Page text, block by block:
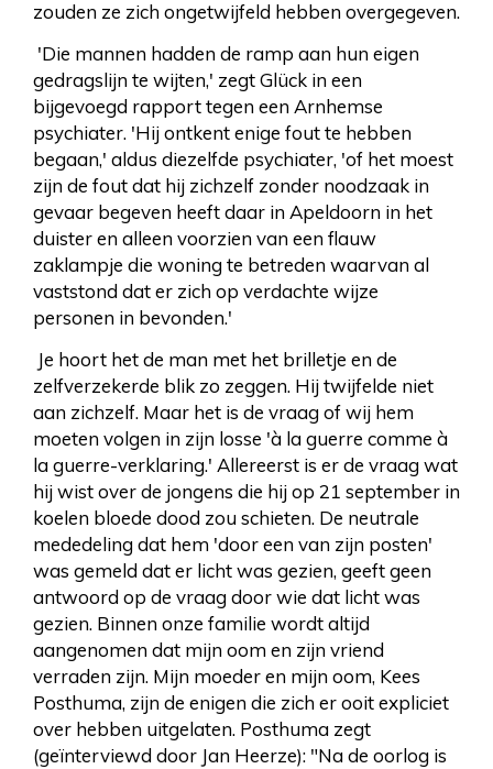
zouden ze zich ongetwijfeld hebben overgegeven.
'Die mannen hadden de ramp aan hun eigen
gedragslijn te wijten,' zegt Glück in een
bijgevoegd rapport tegen een Arnhemse
psychiater. 'Hij ontkent enige fout te hebben
begaan,' aldus diezelfde psychiater, 'of het moest
zijn de fout dat hij zichzelf zonder noodzaak in
gevaar begeven heeft daar in Apeldoorn in het
duister en alleen voorzien van een flauw
zaklampje die woning te betreden waarvan al
vaststond dat er zich op verdachte wijze
personen in bevonden.'
Je hoort het de man met het brilletje en de
zelfverzekerde blik zo zeggen. Hij twijfelde niet
aan zichzelf. Maar het is de vraag of wij hem
moeten volgen in zijn losse 'à la guerre comme à
la guerre-verklaring.' Allereerst is er de vraag wat
hij wist over de jongens die hij op 21 september in
koelen bloede dood zou schieten. De neutrale
mededeling dat hem 'door een van zijn posten'
was gemeld dat er licht was gezien, geeft geen
antwoord op de vraag door wie dat licht was
gezien. Binnen onze familie wordt altijd
aangenomen dat mijn oom en zijn vriend
verraden zijn. Mijn moeder en mijn oom, Kees
Posthuma, zijn de enigen die zich er ooit expliciet
over hebben uitgelaten. Posthuma zegt
(geïnterviewd door Jan Heerze): "Na de oorlog is